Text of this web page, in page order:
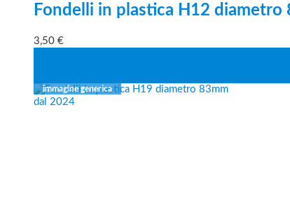
Fondelli in plastica H12 diametro
3,50 €